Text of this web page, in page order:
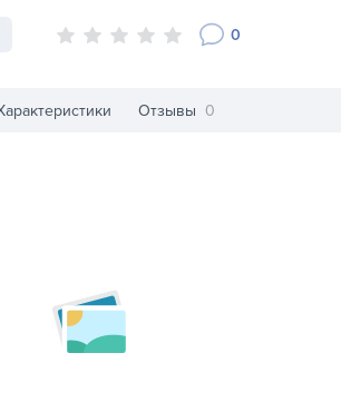
0
Отзывы 0
прыжков с шестом Polanik